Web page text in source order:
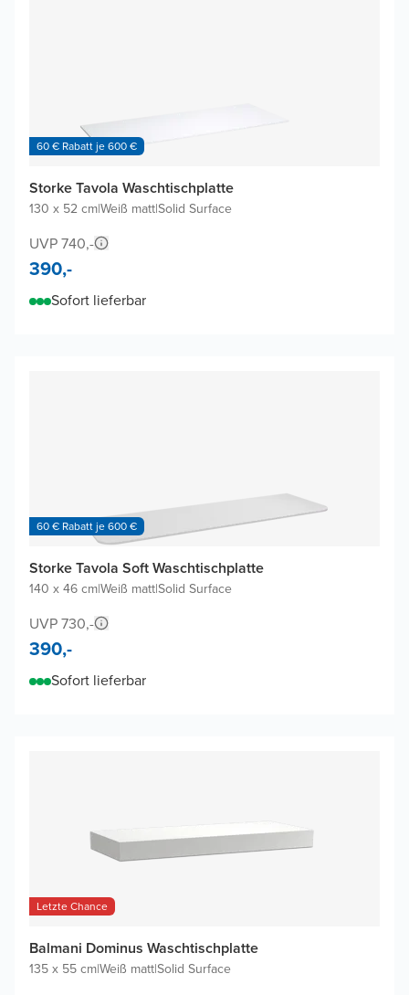
60 € Rabatt je 600 €
Storke Tavola Waschtischplatte
130 x 52 cm|Weiß matt|Solid Surface
UVP 740,-
390,-
Sofort lieferbar
60 € Rabatt je 600 €
Storke Tavola Soft Waschtischplatte
140 x 46 cm|Weiß matt|Solid Surface
UVP 730,-
390,-
Sofort lieferbar
Letzte Chance
Balmani Dominus Waschtischplatte
135 x 55 cm|Weiß matt|Solid Surface